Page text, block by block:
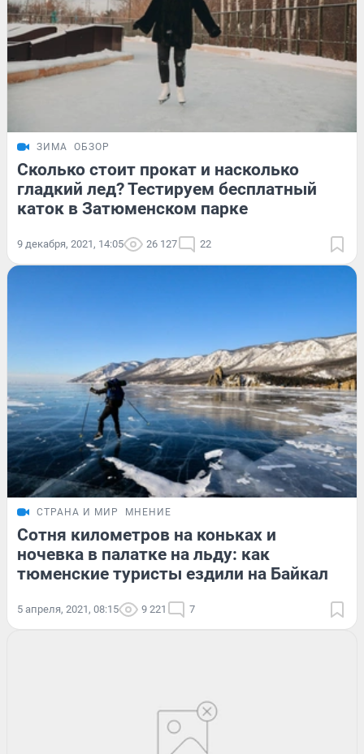
ЗИМА ОБЗОР
Сколько стоит прокат и насколько
гладкий лед? Тестируем бесплатный
каток в Затюменском парке
9 декабря, 2021, 14:05 26 127 22
СТРАНА И МИР МНЕНИЕ
Сотня километров на коньках и
ночевка в палатке на льду: как
тюменские туристы ездили на Байкал
5 апреля, 2021, 08:15 9 221 7